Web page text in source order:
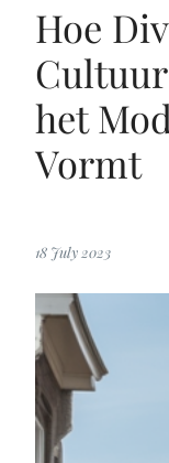
Hoe
het
Vormt
18 July 2023